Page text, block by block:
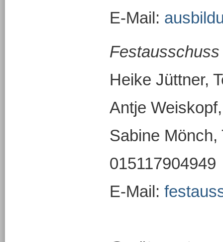
E-Mail:
Festausschuss
Heike Jüttner,
Antje
Sabine Mönch,
015117904949
E-Mail: